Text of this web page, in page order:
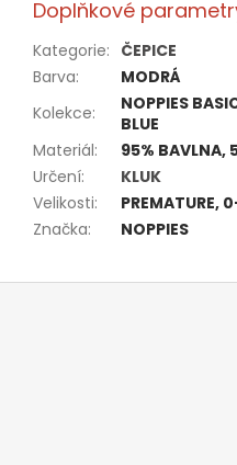
Doplňkové
Kategorie: ČEPICE
Barva:
MODRÁ
Kolekce:
NOPPIES
BLUE
Materiál:
95% BAVLNA,
Určení:
KLUK
Velikosti:
PREMATURE,
Značka: NOPPIES
Z